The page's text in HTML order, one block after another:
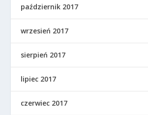
październik 2017
wrzesień 2017
sierpień 2017
lipiec 2017
czerwiec 2017